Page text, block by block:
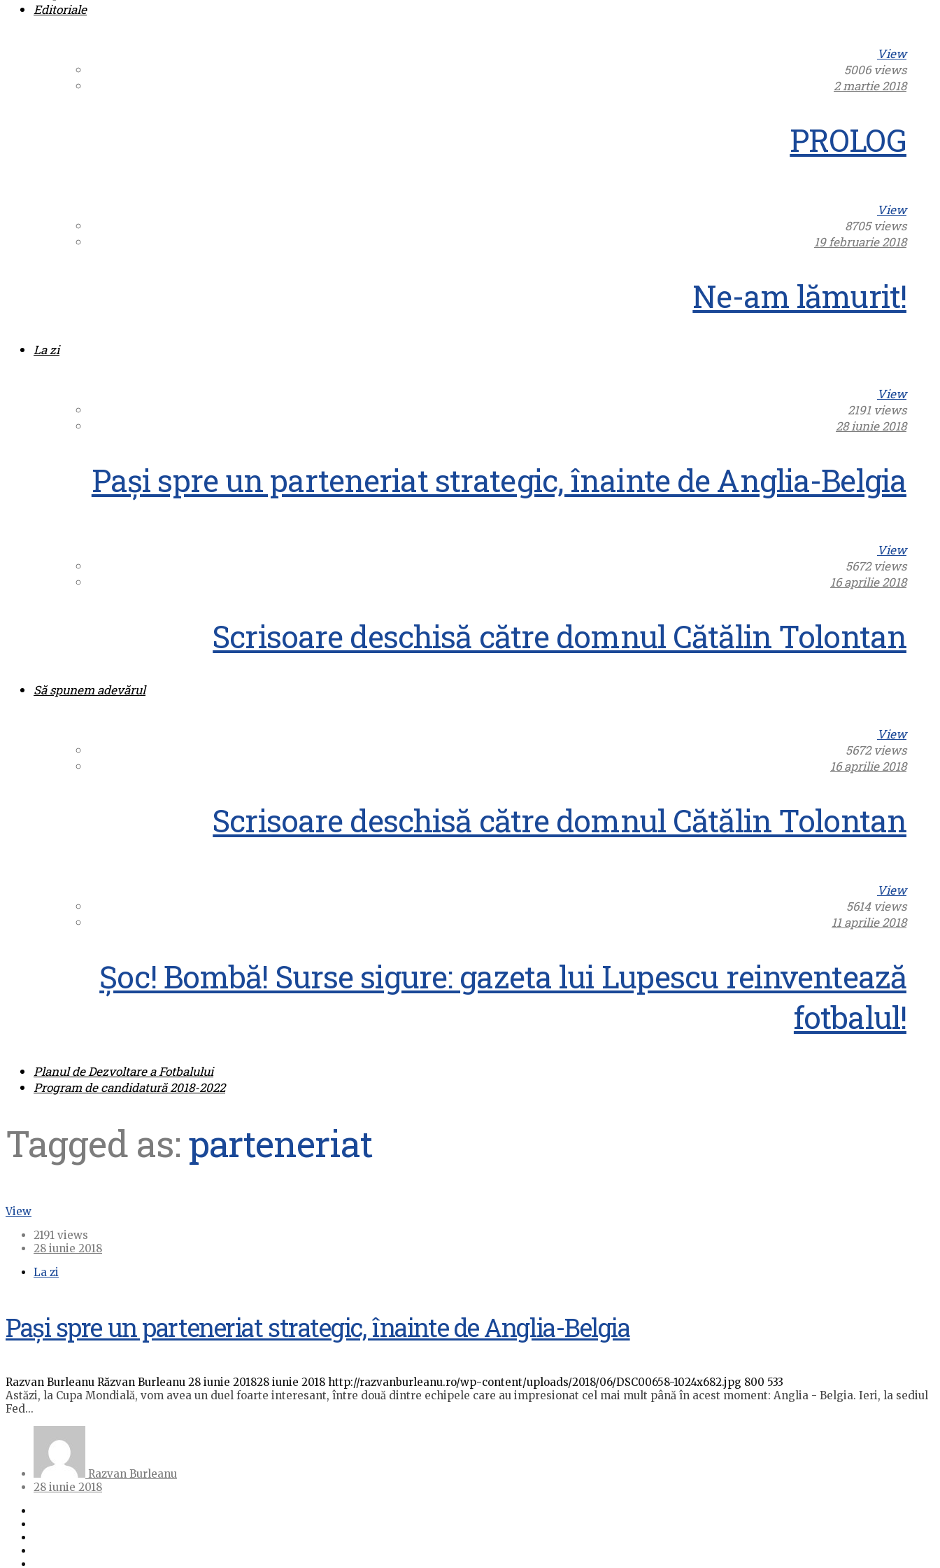
Editoriale
View
5006 views
2 martie 2018
PROLOG
View
8705 views
19 februarie 2018
Ne-am lămurit!
La zi
View
2191 views
28 iunie 2018
Pași spre un parteneriat strategic, înainte de Anglia-Belgia
View
5672 views
16 aprilie 2018
Scrisoare deschisă către domnul Cătălin Tolontan
Să spunem adevărul
View
5672 views
16 aprilie 2018
Scrisoare deschisă către domnul Cătălin Tolontan
View
5614 views
11 aprilie 2018
Șoc! Bombă! Surse sigure: gazeta lui Lupescu reinventează
fotbalul!
Planul de Dezvoltare a Fotbalului
Program de candidatură 2018-2022
Tagged as:parteneriat
View
2191 views
28 iunie 2018
La zi
Pași spre un parteneriat strategic, înainte de Anglia-Belgia
Razvan Burleanu Răzvan Burleanu 28 iunie 201828 iunie 2018 http://razvanburleanu.ro/wp-content/uploads/2018/06/DSC00658-1024x682.jpg 800 533
Astăzi, la Cupa Mondială, vom avea un duel foarte interesant, între două dintre echipele care au impresionat cel mai mult până în acest moment: Anglia - Belgia. Ieri, la sediul
Fed...
Razvan Burleanu
28 iunie 2018